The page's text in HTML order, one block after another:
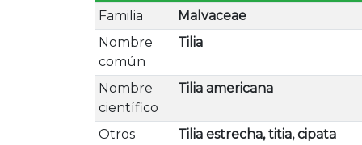
Familia
Malvaceae
Nombre
común
Tilia
Nombre
científico
Tilia americana
Otros
Tilia estrecha, titia, cipata